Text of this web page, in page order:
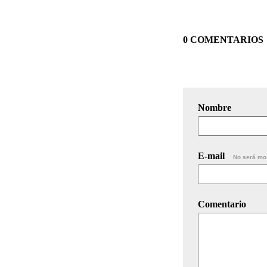
0 COMENTARIOS
Nombre
E-mail No será
Comentario